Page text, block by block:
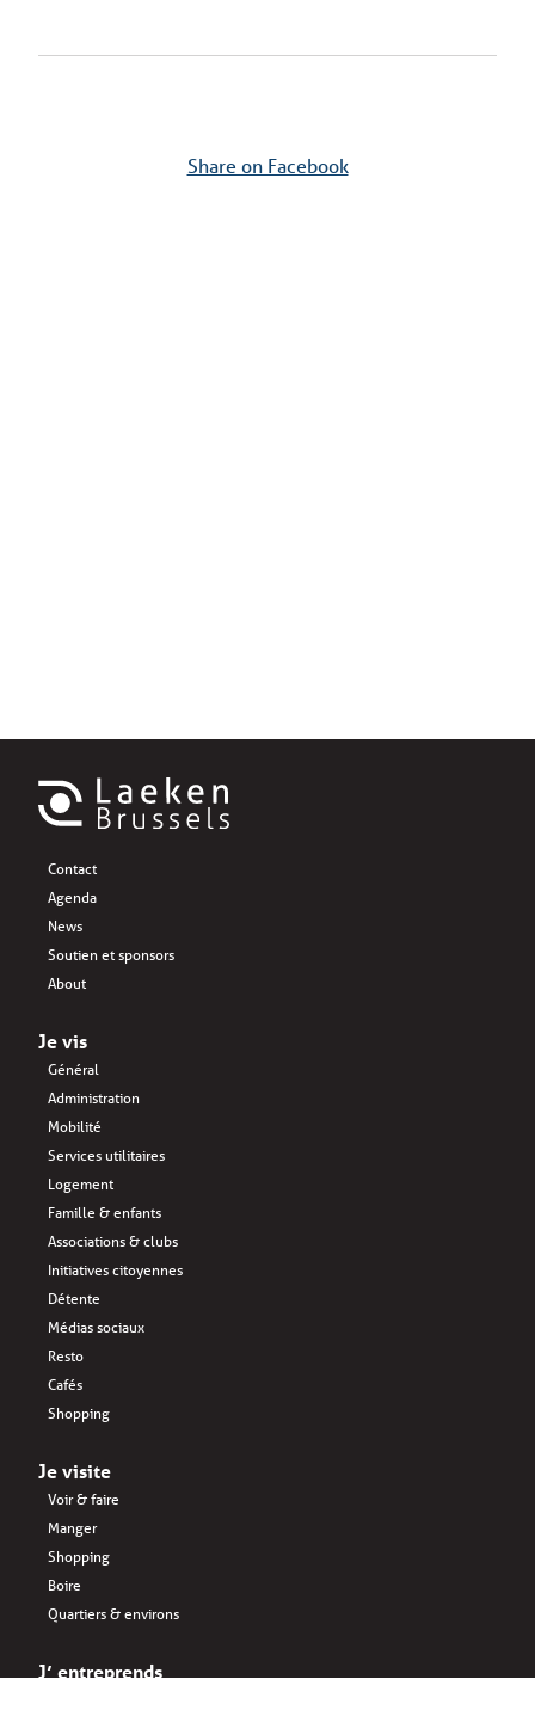
Share on Facebook
Contact
Agenda
News
Soutien et sponsors
About
Je vis
Général
Administration
Mobilité
Services utilitaires
Logement
Famille & enfants
Associations & clubs
Initiatives citoyennes
Détente
Médias sociaux
Resto
Cafés
Shopping
Je visite
Voir & faire
Manger
Shopping
Boire
Quartiers & environs
J’ entreprends